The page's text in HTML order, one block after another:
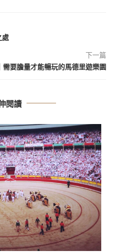
處
下一篇
需要膽量才能暢玩的馬德里遊樂園
閱讀